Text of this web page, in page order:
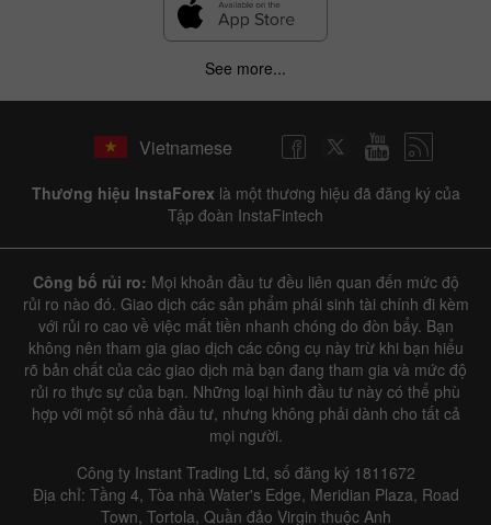
See more...
Vietnamese
Thương hiệu InstaForex là một thương hiệu đã đăng ký của
Tập đoàn InstaFintech
Công bố rủi ro: Mọi khoản đầu tư đều liên quan đến mức độ
rủi ro nào đó. Giao dịch các sản phẩm phái sinh tài chính đi kèm
với rủi ro cao về việc mất tiền nhanh chóng do đòn bẩy. Bạn
không nên tham gia giao dịch các công cụ này trừ khi bạn hiểu
rõ bản chất của các giao dịch mà bạn đang tham gia và mức độ
rủi ro thực sự của bạn. Những loại hình đầu tư này có thể phù
hợp với một số nhà đầu tư, nhưng không phải dành cho tất cả
mọi người.
Công ty Instant Trading Ltd, số đăng ký 1811672
Địa chỉ: Tầng 4, Tòa nhà Water's Edge, Meridian Plaza, Road
Town, Tortola, Quần đảo Virgin thuộc Anh